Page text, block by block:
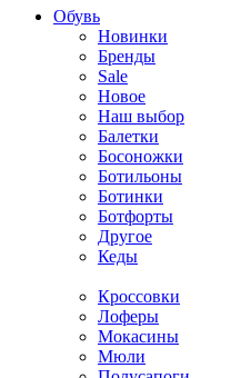
Обувь
Новинки
Бренды
Sale
Новое
Наш выбор
Балетки
Босоножки
Ботильоны
Ботинки
Ботфорты
Другое
Кеды
Кроссовки
Лоферы
Мокасины
Мюли